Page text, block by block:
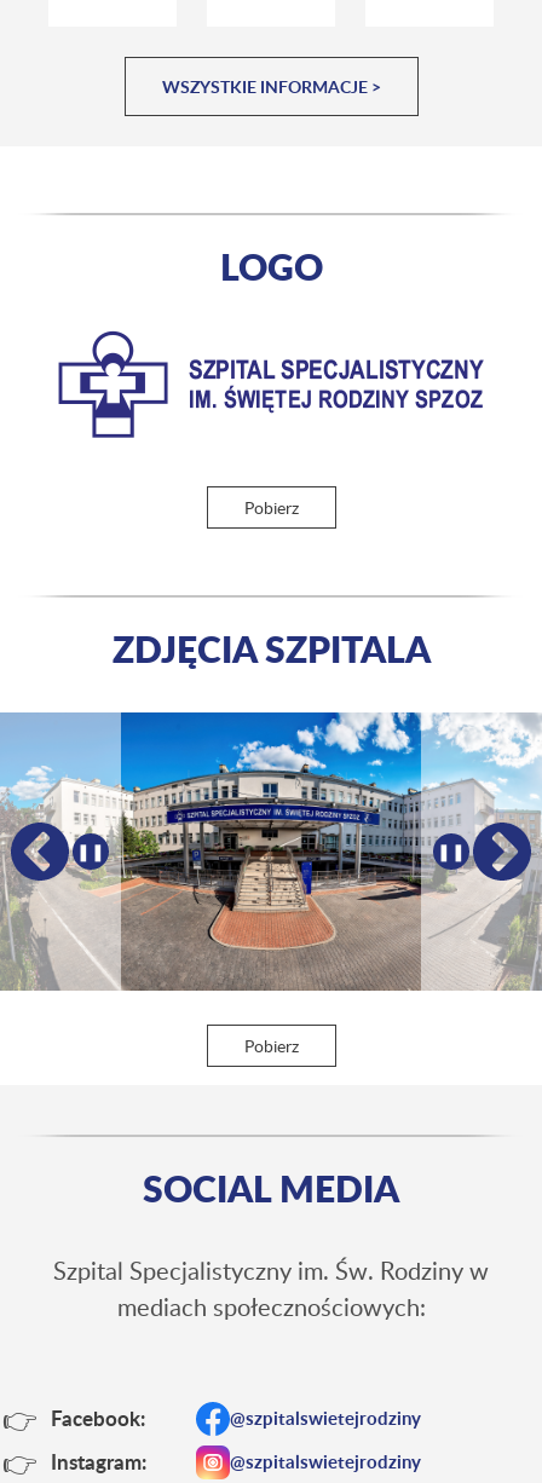
WSZYSTKIE INFORMACJE >
LOGO
Pobierz
ZDJĘCIA SZPITALA
Poprzednie certyfikaty i nagrody
❚❚ ❚❚
Pobierz
SOCIAL MEDIA
Szpital Specjalistyczny im. Św. Rodziny w
mediach społecznościowych:
👉 Facebook: @szpitalswietejrodziny
👉 Instagram: @szpitalswietejrodziny